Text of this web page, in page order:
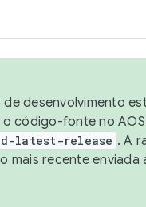
desenvolvimento
código-fonte no
latest-release . A
mais recente enviada